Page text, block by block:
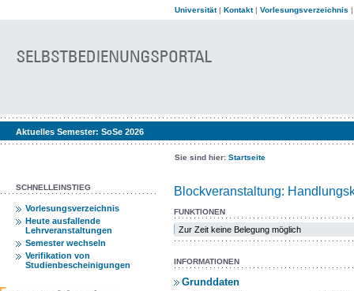
Universität| Kontakt| Vorlesungsverzeichnis
Aktuelles Semester: SoSe 2026
Sie sind hier: Startseite
SCHNELLEINSTIEG
Vorlesungsverzeichnis
Heute ausfallende
Lehrveranstaltungen
Semester wechseln
Verifikation von
Studienbescheinigungen
Blockveranstaltung:
FUNKTIONEN
Zur Zeit keine Belegung möglich
INFORMATIONEN
Grunddaten